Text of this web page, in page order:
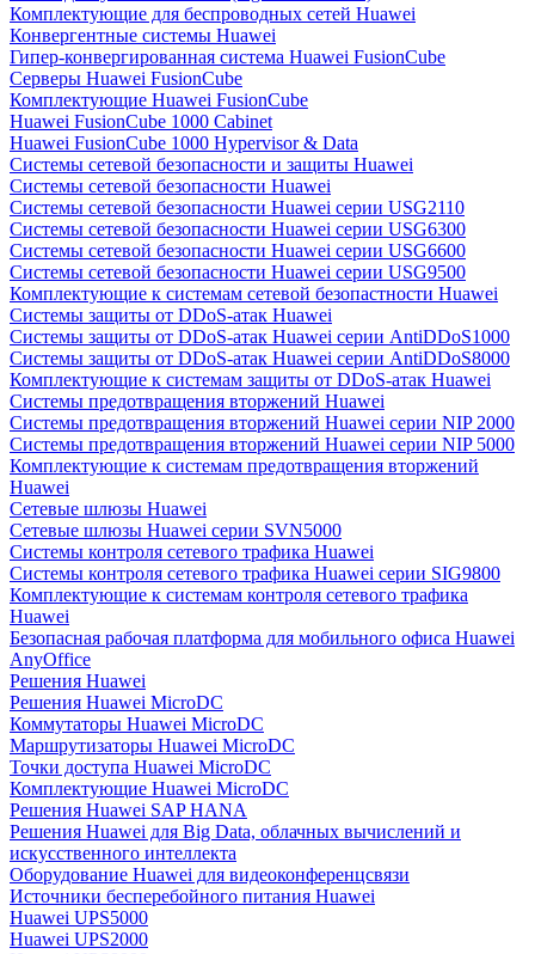
Комплектующие для беспроводных сетей Huawei
Конвергентные системы Huawei
Гипер-конвергированная система Huawei FusionCube
Серверы Huawei FusionCube
Комплектующие Huawei FusionCube
Huawei FusionCube 1000 Cabinet
Huawei FusionCube 1000 Hypervisor & Data
Системы сетевой безопасности и защиты Huawei
Системы сетевой безопасности Huawei
Системы сетевой безопасности Huawei серии USG2110
Системы сетевой безопасности Huawei серии USG6300
Системы сетевой безопасности Huawei серии USG6600
Системы сетевой безопасности Huawei серии USG9500
Комплектующие к системам сетевой безопастности Huawei
Системы защиты от DDoS-атак Huawei
Системы защиты от DDoS-атак Huawei серии AntiDDoS1000
Системы защиты от DDoS-атак Huawei серии AntiDDoS8000
Комплектующие к системам защиты от DDoS-атак Huawei
Системы предотвращения вторжений Huawei
Системы предотвращения вторжений Huawei серии NIP 2000
Системы предотвращения вторжений Huawei серии NIP 5000
Комплектующие к системам предотвращения вторжений
Huawei
Сетевые шлюзы Huawei
Сетевые шлюзы Huawei серии SVN5000
Системы контроля сетевого трафика Huawei
Системы контроля сетевого трафика Huawei серии SIG9800
Комплектующие к системам контроля сетевого трафика
Huawei
Безопасная рабочая платформа для мобильного офиса Huawei
AnyOffice
Решения Huawei
Решения Huawei MicroDC
Коммутаторы Huawei MicroDC
Маршрутизаторы Huawei MicroDC
Точки доступа Huawei MicroDC
Комплектующие Huawei MicroDC
Решения Huawei SAP HANA
Решения Huawei для Big Data, облачных вычислений и
искусственного интеллекта
Оборудование Huawei для видеоконференцсвязи
Источники бесперебойного питания Huawei
Huawei UPS5000
Huawei UPS2000